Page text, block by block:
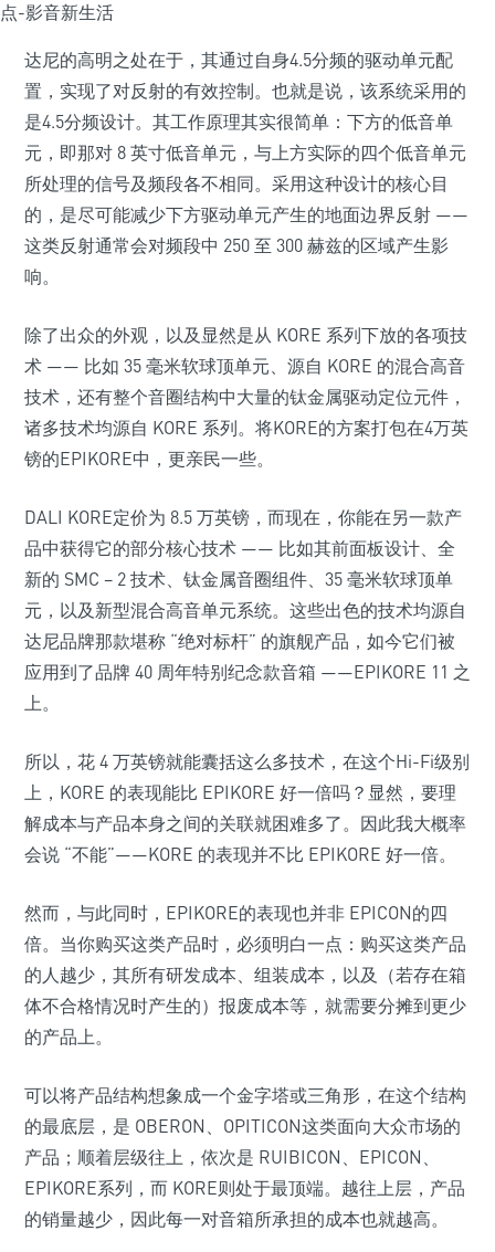
达尼的高明之处在于，其通过自身4.5分频的驱动单元配
置，实现了对反射的有效控制。也就是说，该系统采用的
是4.5分频设计。其工作原理其实很简单：下方的低音单
元，即那对 8 英寸低音单元，与上方实际的四个低音单元
所处理的信号及频段各不相同。采用这种设计的核心目
的，是尽可能减少下方驱动单元产生的地面边界反射 ——
这类反射通常会对频段中 250 至 300 赫兹的区域产生影
响。
除了出众的外观，以及显然是从 KORE 系列下放的各项技
术 —— 比如 35 毫米软球顶单元、源自 KORE 的混合高音
技术，还有整个音圈结构中大量的钛金属驱动定位元件，
诸多技术均源自 KORE 系列。将KORE的方案打包在4万英
镑的EPIKORE中，更亲民一些。
DALI KORE定价为 8.5 万英镑，而现在，你能在另一款产
品中获得它的部分核心技术 —— 比如其前面板设计、全
新的 SMC – 2 技术、钛金属音圈组件、35 毫米软球顶单
元，以及新型混合高音单元系统。这些出色的技术均源自
达尼品牌那款堪称 “绝对标杆” 的旗舰产品，如今它们被
应用到了品牌 40 周年特别纪念款音箱 ——EPIKORE 11 之
上。
所以，花 4 万英镑就能囊括这么多技术，在这个Hi-Fi级别
上，KORE 的表现能比 EPIKORE 好一倍吗？显然，要理
解成本与产品本身之间的关联就困难多了。因此我大概率
会说 “不能”——KORE 的表现并不比 EPIKORE 好一倍。
然而，与此同时，EPIKORE的表现也并非 EPICON的四
倍。当你购买这类产品时，必须明白一点：购买这类产品
的人越少，其所有研发成本、组装成本，以及（若存在箱
体不合格情况时产生的）报废成本等，就需要分摊到更少
的产品上。
可以将产品结构想象成一个金字塔或三角形，在这个结构
的最底层，是 OBERON、OPITICON这类面向大众市场的
产品；顺着层级往上，依次是 RUIBICON、EPICON、
EPIKORE系列，而 KORE则处于最顶端。越往上层，产品
的销量越少，因此每一对音箱所承担的成本也就越高。